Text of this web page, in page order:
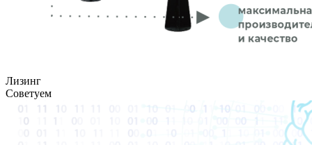
Лизинг
Советуем